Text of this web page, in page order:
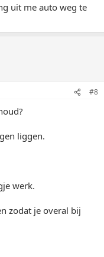
uit me auto weg te
#8
liggen.
werk.
zodat je overal bij